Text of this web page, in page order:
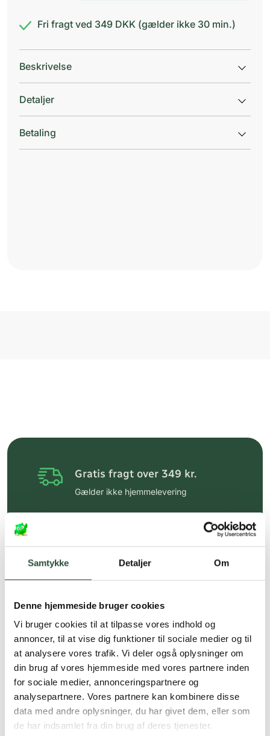
Samtykke Detaljer Om
Denne hjemmeside bruger cookies
Vi bruger cookies til at tilpasse vores indhold og
annoncer, til at vise dig funktioner til sociale medier og til
at analysere vores trafik. Vi deler også oplysninger om
din brug af vores hjemmeside med vores partnere inden
for sociale medier, annonceringspartnere og
analysepartnere. Vores partnere kan kombinere disse
data med andre oplysninger, du har givet dem, eller som
de har indsamlet fra din brug af deres tjenester.
antal Fri fragt ved 349 DKK (gælder ikke 30 min.)
Beskrivelse
Detaljer
Betaling
Gratis fragt over 349 kr.
Gælder ikke hjemmelevering
Hurtig levering (30 min. i Kbh)
Faste lave priser*
*Gælder ikke ernæringsprodukter.
Stort udvalg af kendte
produkter
Vi tilbyder et stort udvalg af kendte
cremer, vitaminer og andre spændende
produkter – altid til fast lav pris.